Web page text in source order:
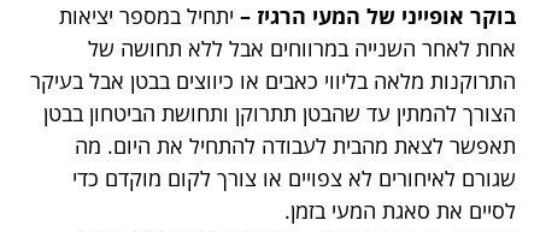
בוקר אופייני של המעי הרגיז – יתחיל במספר יציאות
אחת לאחר השנייה במרווחים אבל ללא תחושה של
התרוקנות מלאה בליווי כאבים או כיווצים בבטן אבל בעיקר
הצורך להמתין עד שהבטן תתרוקן ותחושת הביטחון בבטן
תאפשר לצאת מהבית לעבודה להתחיל את היום. מה
שגורם לאיחורים לא צפויים או צורך לקום מוקדם כדי
לסיים את סאגת המעי בזמן.